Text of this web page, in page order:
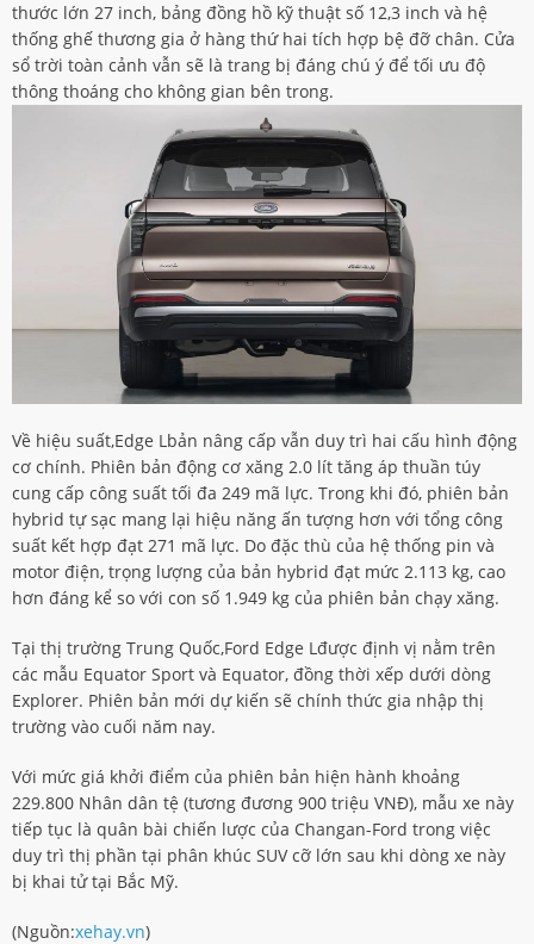
thước lớn 27 inch, bảng đồng hồ kỹ thuật số 12,3 inch và hệ
thống ghế thương gia ở hàng thứ hai tích hợp bệ đỡ chân. Cửa
sổ trời toàn cảnh vẫn sẽ là trang bị đáng chú ý để tối ưu độ
thông thoáng cho không gian bên trong.
Về hiệu suất,Edge Lbản nâng cấp vẫn duy trì hai cấu hình động
cơ chính. Phiên bản động cơ xăng 2.0 lít tăng áp thuần túy
cung cấp công suất tối đa 249 mã lực. Trong khi đó, phiên bản
hybrid tự sạc mang lại hiệu năng ấn tượng hơn với tổng công
suất kết hợp đạt 271 mã lực. Do đặc thù của hệ thống pin và
motor điện, trọng lượng của bản hybrid đạt mức 2.113 kg, cao
hơn đáng kể so với con số 1.949 kg của phiên bản chạy xăng.
Tại thị trường Trung Quốc,Ford Edge Lđược định vị nằm trên
các mẫu Equator Sport và Equator, đồng thời xếp dưới dòng
Explorer. Phiên bản mới dự kiến sẽ chính thức gia nhập thị
trường vào cuối năm nay.
Với mức giá khởi điểm của phiên bản hiện hành khoảng
229.800 Nhân dân tệ (tương đương 900 triệu VNĐ), mẫu xe này
tiếp tục là quân bài chiến lược của Changan-Ford trong việc
duy trì thị phần tại phân khúc SUV cỡ lớn sau khi dòng xe này
bị khai tử tại Bắc Mỹ.
(Nguồn:xehay.vn)